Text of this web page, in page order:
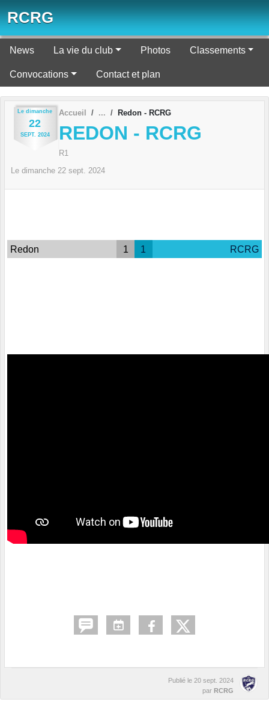
RCRG
News La vie du club Photos Classements
Convocations Contact et plan
Le dimanche
22
SEPT. 2024
Accueil Redon - RCRG
REDON - RCRG
R1
Le dimanche 22 sept. 2024
Redon 1 1 RCRG
Publié le 20 sept. 2024
par RCRG